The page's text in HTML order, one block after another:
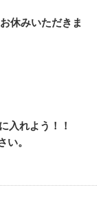
休みいただきま
入れよう！！
い。